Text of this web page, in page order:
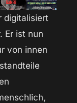
digitalisiert
Er ist nun
von innen